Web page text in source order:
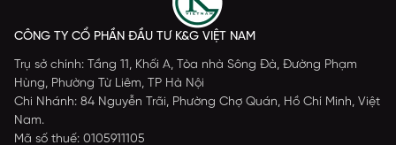
CÔNG TY CỔ PHẦN ĐẦU TƯ K&G VIỆT NAM
Trụ sở chính: Tầng 11, Khối A, Tòa nhà Sông Đà, Đường Phạm
Hùng, Phường Từ Liêm, TP Hà Nội
Chi Nhánh: 84 Nguyễn Trãi, Phường Chợ Quán, Hồ Chí Minh, Việt
Nam.
Mã số thuế: 0105911105